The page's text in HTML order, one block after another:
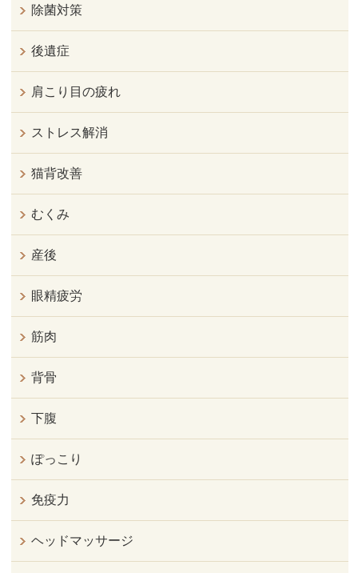
除菌対策
後遺症
肩こり目の疲れ
ストレス解消
猫背改善
むくみ
産後
眼精疲労
筋肉
背骨
下腹
ぽっこり
免疫力
ヘッドマッサージ